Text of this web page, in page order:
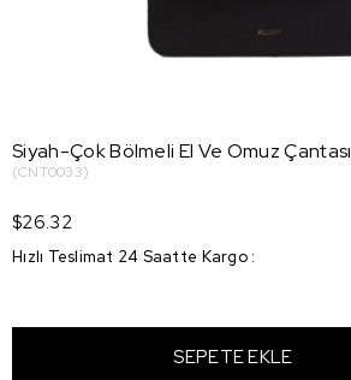
Siyah-Çok Bölmeli El Ve Omuz Çantası
(CNT0033)
$26.32
Hızlı Teslimat 24 Saatte Kargo :